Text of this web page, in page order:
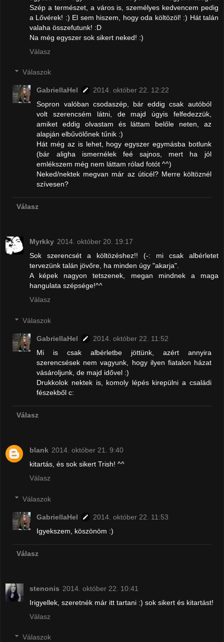
Szép a természet, a város is, személyes kedvencem pedig
a Lővérek! :) El sem hiszem, hogy oda költözöl! :) Hát talán
valaha összefutunk! :D
Na még egyszer sok sikert neked! :)
Válasz
Válaszok
GabriellaHel
2014. október 22. 12:22
Sopron valóban csodaszép, bár eddig csak autóból
volt szerencsém látni, de majd úgyis felfedezzük,
amiket eddig olvastam és láttam belőle neten, az
alapján elbűvölőnek tűnik :)
Hát még az is lehet, hogy egyszer egymásba botlunk
(bár aligha ismernélek feé sajnos, mert ha jól
emlékszem még nem láttam rólad fotót ^^)
Neked/nektek megvan már az úticél? Merre költöznél
szívesen?
Válasz
Myrkky 2014. október 20. 19:17
Sok szerencsét a költözéshez!! (-: mi csak albérletet
tervezünk talán jövőre, ha minden úgy "akarja".
A képek nagyon tetszenek, megan mindnek a maga
hangulata szépsége!^^
Válasz
Válaszok
GabriellaHel
2014. október 22. 11:52
Mi is csak albérletbe jöttünk, azért annyira
szerencsések nem vagyunk, hogy ilyen fiatalon házat
vásároljunk, de majd idővel :)
Drukkolok nektek is, komoly lépés kirepülni a családi
fészekből c:
Válasz
blank 2014. október 21. 9:40
kitartás, és sok sikert Trish! ^^
Válasz
Válaszok
GabriellaHel
2014. október 22. 11:53
Igyekszem, köszönöm :)
Válasz
stenonis 2014. október 22. 10:41
Irigyellek, szeretnék már itt tartani :) sok sikert és kitartást!
Válasz
Válaszok